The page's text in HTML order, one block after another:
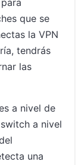
que se
la VPN
tendrás
las
a nivel de
a nivel
una